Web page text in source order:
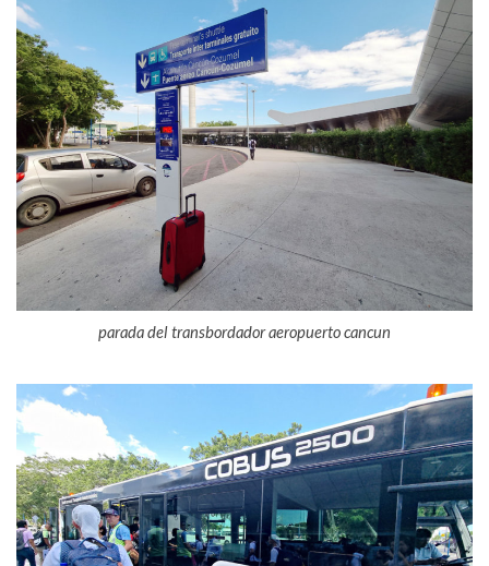
parada del transbordador aeropuerto cancun